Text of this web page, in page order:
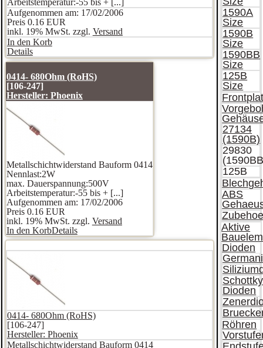
Arbeitstemperatur:-55 bis + [...]
Aufgenommen am: 17/02/2006
Preis 0.16 EUR
inkl. 19% MwSt. zzgl. Versand
In den Korb
Details
0414- 680Ohm (RoHS)
[106-247]
Hersteller: Phoenix
Metallschichtwiderstand Bauform 0414
Nennlast:2W
max. Dauerspannung:500V
Arbeitstemperatur:-55 bis + [...]
Aufgenommen am: 17/02/2006
Preis 0.16 EUR
inkl. 19% MwSt. zzgl. Versand
In den KorbDetails
0414- 680Ohm (RoHS)
[106-247]
Hersteller: Phoenix
Metallschichtwiderstand Bauform 0414
1590A
Size
1590B
Size
1590BB
Size
125B
Size
27134
(1590B)
29830
125B
ABS
Aktive
Dioden
Schottky
Dioden
Röhren